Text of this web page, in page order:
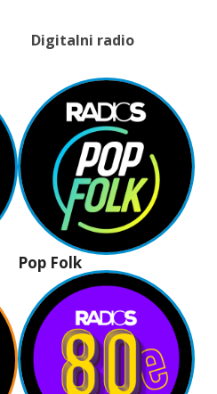
Digitalni radio
Pop Folk